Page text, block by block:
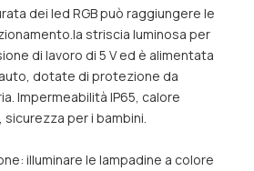
dei led RGB può raggiungere le
striscia luminosa per
di lavoro di 5 V ed è alimentata
dotate di protezione da
Impermeabilità IP65, calore
per i bambini.
illuminare le lampadine a colore